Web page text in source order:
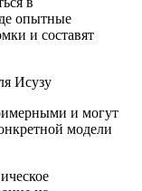
опытные
и составят
Исузу
и могут
модели